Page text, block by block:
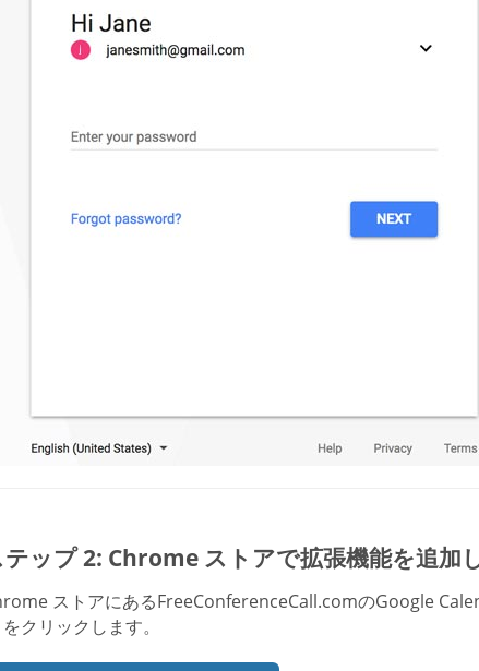
テップ 2: Chrome ストアで拡張機能を追加
ストアにあるFreeConferenceCall.comのGoogle
をクリックします。